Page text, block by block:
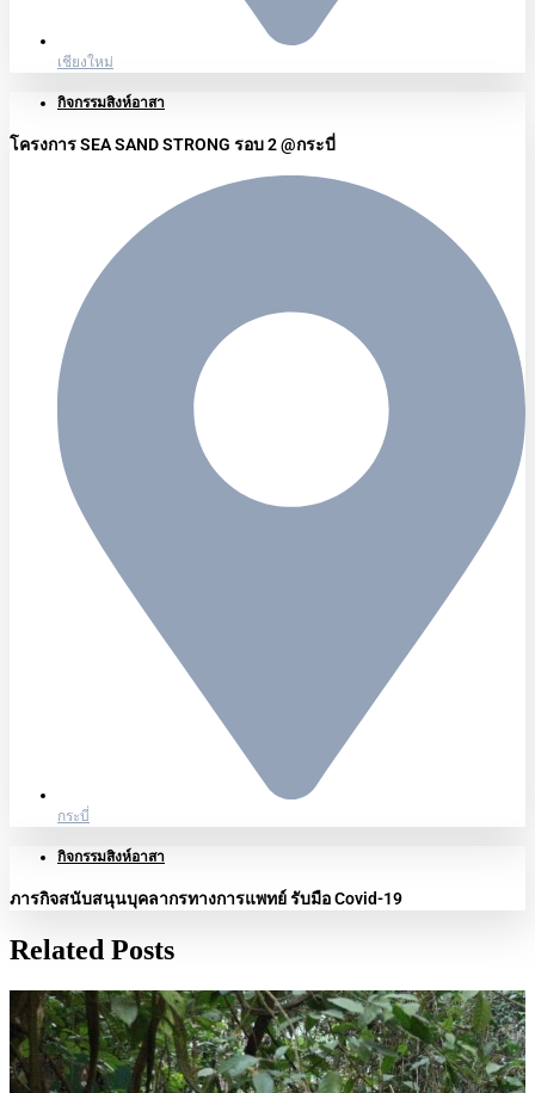
เชียงใหม่
กิจกรรมสิงห์อาสา
โครงการ SEA SAND STRONG รอบ 2 @กระบี่
กระบี่
กิจกรรมสิงห์อาสา
ภารกิจสนับสนุนบุคลากรทางการแพทย์ รับมือ Covid-19
Related Posts